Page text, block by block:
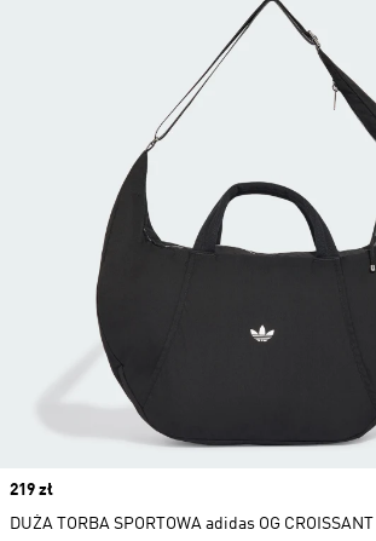
Price
219 zł
DUŻA TORBA SPORTOWA adidas OG CROISSANT